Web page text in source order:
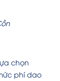
chọn
phí dao